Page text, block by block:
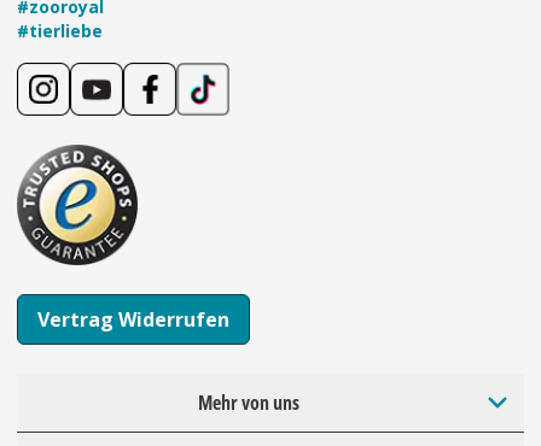
#zooroyal
#tierliebe
Vertrag Widerrufen
Mehr von uns